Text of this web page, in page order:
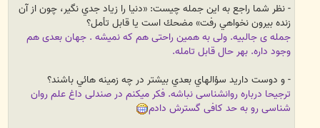
- نظر شما راجع به اين جمله چيست: «دنيا را زياد جدي نگير، چون از آن
زنده بيرون نخواهي رفت» مضحك است يا قابل تأمل؟
جمله ی جالبیه. ولی به همین راحتی هم که نمیشه . جهان بعدی هم
وجود داره. بهر حال قابل تامله.
- و دوست داريد سؤالهاي بعدي بيشتر در چه زمينه هائي باشند؟
ترجیحا درباره روانشناسی نباشه. فکر میکنم در صندلی داغ علم روان
شناسی رو به حد کافی گسترش دادم